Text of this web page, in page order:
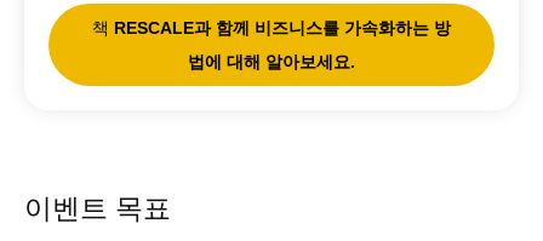
책 RESCALE과 함께 비즈니스를 가속화하는 방
법에 대해 알아보세요.
이벤트 목표